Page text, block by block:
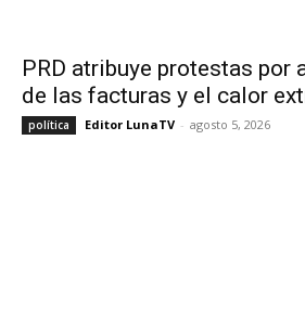
PRD atribuye protestas por
de las facturas y el calor
política Editor LunaTV - agosto 5, 2026